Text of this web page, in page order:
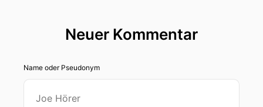
Neuer Kommentar
Name oder Pseudonym